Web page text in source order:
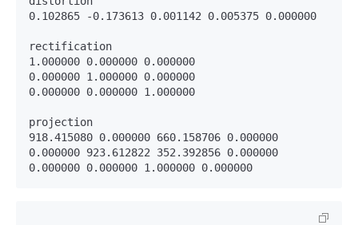
0.102865 -0.173613 0.001142 0.005375 0.000000
rectification
1.000000 0.000000 0.000000
0.000000 1.000000 0.000000
0.000000 0.000000 1.000000
projection
918.415080 0.000000 660.158706 0.000000
0.000000 923.612822 352.392856 0.000000